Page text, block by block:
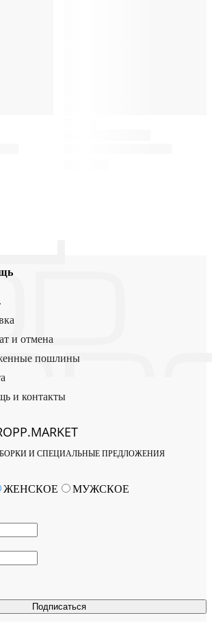
и отмена
пошлины
и контакты
И СПЕЦИАЛЬНЫЕ ПРЕДЛОЖЕНИЯ
Подписаться
ЖЕНСКОЕ МУЖСКОЕ